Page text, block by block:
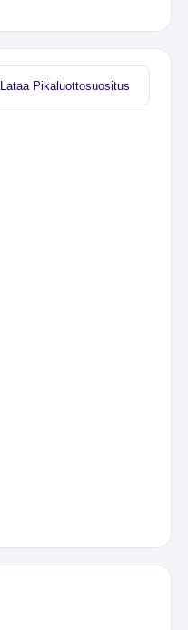
Lataa Pikaluottosuositus